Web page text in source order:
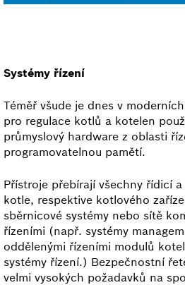
Systémy řízení
Téměř všude je dnes v
pro regulace kotlů a kotelen
průmyslový hardware z oblasti
programovatelnou pamětí.
Přístroje přebírají všechny řídicí
kotle, respektive kotlového
sběrnicové systémy nebo sítě
řízeními (např. systémy
oddělenými řízeními modulů
systémy řízení.) Bezpečnostní
velmi vysokých požadavků na